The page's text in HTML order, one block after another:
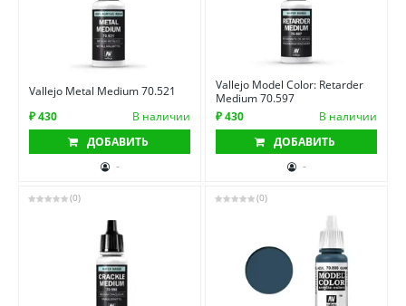
Vallejo Metal Medium 70.521
₽ 430
В наличии
ДОБАВИТЬ
-
Vallejo Model Color: Retarder
Medium 70.597
₽ 430
В наличии
ДОБАВИТЬ
-
(0) (0)